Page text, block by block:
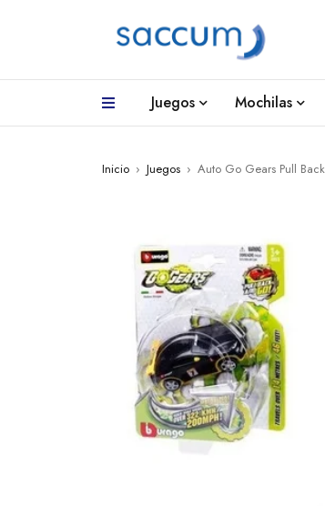
Juegos Mochilas
Inicio › Juegos › Auto Go Gears Pull